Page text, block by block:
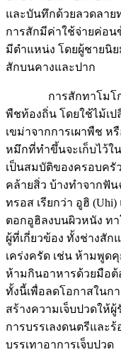
และบันทึกด้วยลวดลาย
การสักมีค่าใช้จ่ายค่อน
มีตำแหน่ง โดยผู้ชายนิ
สักบนคางและปาก
การสักทาโมโกด้ว
พืชท้องถิ่น โดยใช้ไม้เ
เขม่าจากการเผาพืช
หมึกที่ทำขึ้นจะเก็บไว้ใ
เป็นสมบัติของครอบค
คล้ายสิ่ว บ้างทำจากฟั
ทรอส เรียกว่า อูฮิ
ตอกอูฮิลงบนผิวหนัง ท
ผู้ที่เกี่ยวข้อง ทั้งช่างสั
เคร่งครัด เช่น ห้ามพูด
ห้ามกินอาหารด้วยมือต้
ทั้งนี้เพื่อลดโอกาสในก
สร้างความเจ็บปวดให้
การบรรเลงดนตรีและ
บรรเทาอาการเจ็บปวด